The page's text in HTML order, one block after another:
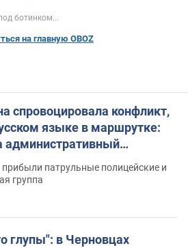
ботинком...
на главную OBOZ
спровоцировала конфликт,
языке в маршрутке:
административный
патрульные полицейские и
группа
глупы": в Черновцах